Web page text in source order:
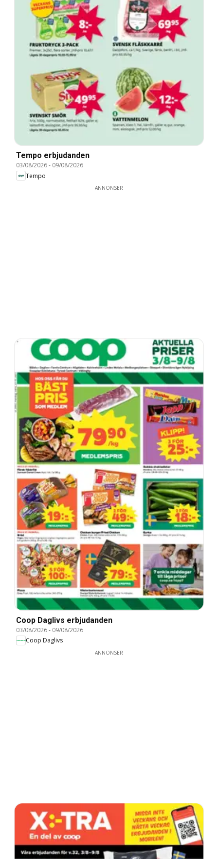
Tempo erbjudanden
03/08/2026- 09/08/2026
Tempo
ANNONSER
Coop Daglivs erbjudanden
03/08/2026- 09/08/2026
Coop Daglivs
ANNONSER